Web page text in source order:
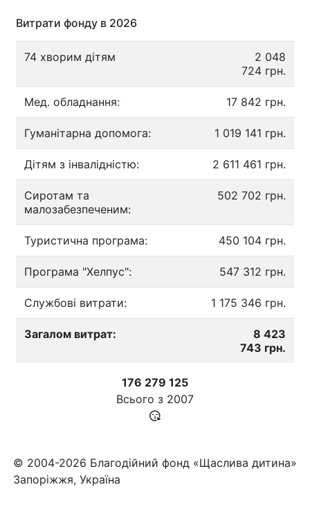
Витрати фонду в 2026
74 хворим дітям
2 048
724 грн.
Мед. обладнання: 17 842 грн.
Гуманітарна допомога: 1 019 141 грн.
Дітям з інвалідністю: 2 611 461 грн.
Сиротам та
малозабезпеченим:
502 702 грн.
Туристична програма: 450 104 грн.
Програма "Хелпус": 547 312 грн.
Службові витрати: 1 175 346 грн.
Загалом витрат:
8 423
743 грн.
176 279 125
Всього з 2007
© 2004-2026 Благодійний фонд «Щаслива дитина»
Запоріжжя, Україна